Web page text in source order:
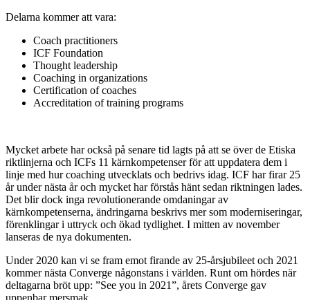
Delarna kommer att vara:
Coach practitioners
ICF Foundation
Thought leadership
Coaching in organizations
Certification of coaches
Accreditation of training programs
Mycket arbete har också på senare tid lagts på att se över de Etiska
riktlinjerna och ICFs 11 kärnkompetenser för att uppdatera dem i
linje med hur coaching utvecklats och bedrivs idag. ICF har firar 25
år under nästa år och mycket har förstås hänt sedan riktningen lades.
Det blir dock inga revolutionerande omdaningar av
kärnkompetenserna, ändringarna beskrivs mer som moderniseringar,
förenklingar i uttryck och ökad tydlighet. I mitten av november
lanseras de nya dokumenten.
Under 2020 kan vi se fram emot firande av 25-årsjubileet och 2021
kommer nästa Converge någonstans i världen. Runt om hördes när
deltagarna bröt upp: ”See you in 2021”, årets Converge gav
uppenbar mersmak.